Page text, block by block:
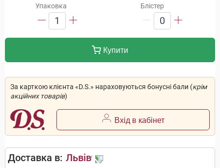
Упаковка
1
Блістер
0
Купити
За карткою клієнта «D.S.» нараховуються бонусні бали (крім
акційних товарів)
Вхід в кабінет
Доставка в: Львів